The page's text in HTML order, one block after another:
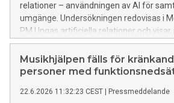
relationer – användningen av AI för
umgänge. Undersökningen redovisas i
PM Ungas artificiella relationer och visar
unga i Sverige använder AI som
samtal.
Musikhjälpen fälls för
personer med
22.6.2026 11:32:23 CEST Pressmeddelande